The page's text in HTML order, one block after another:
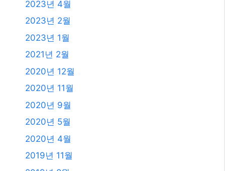
2023년 4월
2023년 2월
2023년 1월
2021년 2월
2020년 12월
2020년 11월
2020년 9월
2020년 5월
2020년 4월
2019년 11월